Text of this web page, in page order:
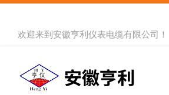
欢迎来到 安徽亨利仪表电缆有限公司 ！